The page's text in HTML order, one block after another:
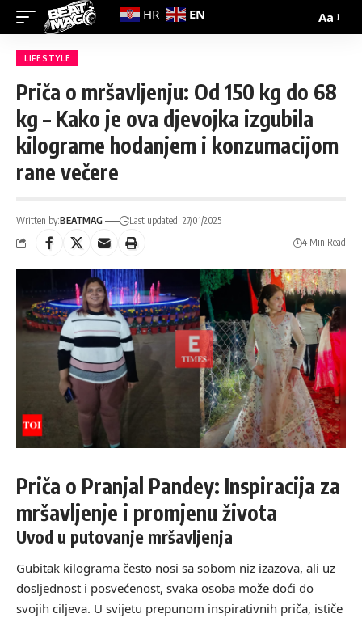
Aa
LIFESTYLE
Priča o mršavljenju: Od 150 kg do 68
kg – Kako je ova djevojka izgubila
kilograme hodanjem i konzumacijom
rane večere
Written by:BEATMAG
Last updated: 27/01/2025
4 Min Read
Priča o Pranjal Pandey: Inspiracija za
mršavljenje i promjenu života
Uvod u putovanje mršavljenja
Gubitak kilograma često nosi sa sobom niz izazova, ali uz
dosljednost i posvećenost, svaka osoba može doći do
svojih ciljeva. U svijetu prepunom inspirativnih priča, ističe
HR EN